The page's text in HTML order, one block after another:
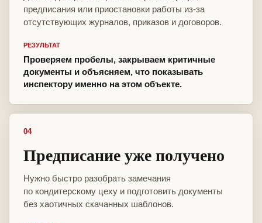
предписания или приостановки работы из-за
отсутствующих журналов, приказов и договоров.
РЕЗУЛЬТАТ
Проверяем пробелы, закрываем критичные
документы и объясняем, что показывать
инспектору именно на этом объекте.
04
Предписание уже получено
Нужно быстро разобрать замечания
по кондитерскому цеху и подготовить документы
без хаотичных скачанных шаблонов.